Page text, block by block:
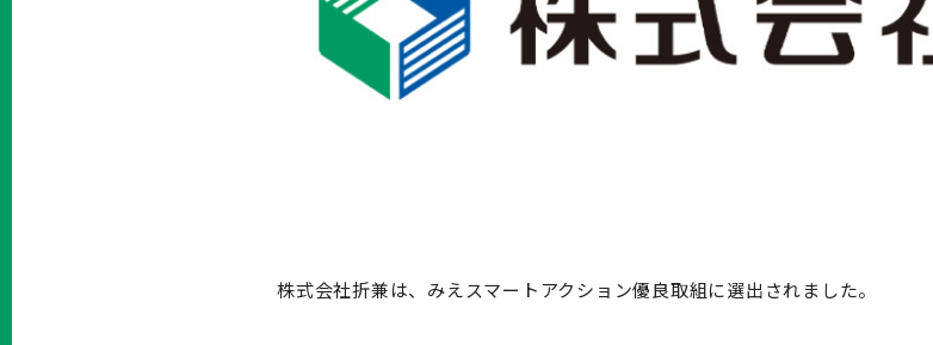
株式会社折兼は、みえスマートアクション優良取組に選出されました。